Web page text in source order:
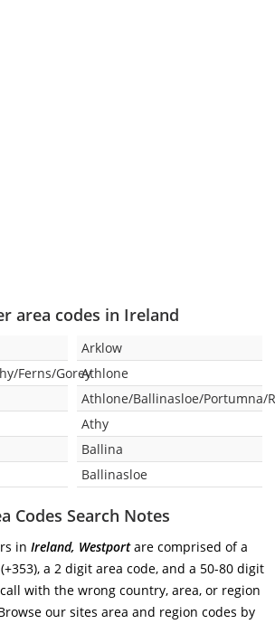
area codes in Ireland
Ferns/Gorey
Arklow
Athlone
Athlone/Ballinasloe/Portumna/
Athy
Ballina
Ballinasloe
Codes Search Notes
in Ireland, Westportare comprised of a
a 2 digit area code, and a 50-80 digit
with the wrong country, area, or region
our sites area and region codes by